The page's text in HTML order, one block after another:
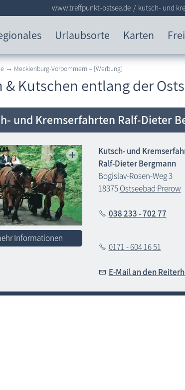
Urlaubsorte Karten
www.treffpunkt-ostsee.de kutsch- und
→ Mecklenburg-Vorpommern– [Werbung]
& Kutschen entlang der
und Kremserfahrten Ralf-Dieter
Informationen
Kutsch- und
Ralf-Dieter Bergmann
Bogislav-Rosen-Weg 3
18375Ostseebad Prerow
038 233 - 702 77
0171 - 604 16 51
E-Mail an den